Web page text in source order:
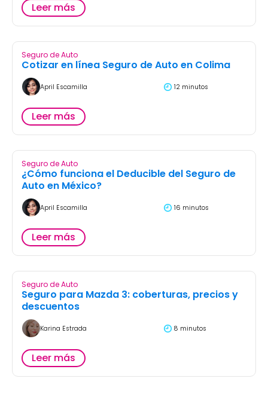
Leer más
Seguro de Auto
Cotizar en línea Seguro de Auto en Colima
April Escamilla 12 minutos
Leer más
Seguro de Auto
¿Cómo funciona el Deducible del Seguro de
Auto en México?
April Escamilla 16 minutos
Leer más
Seguro de Auto
Seguro para Mazda 3: coberturas, precios y
descuentos
Karina Estrada 8 minutos
Leer más